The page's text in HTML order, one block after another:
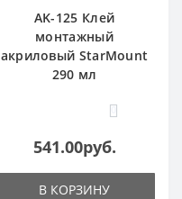
AK-125 Клей
монтажный
акриловый StarMount
290 мл
0
541.00руб.
В КОРЗИНУ